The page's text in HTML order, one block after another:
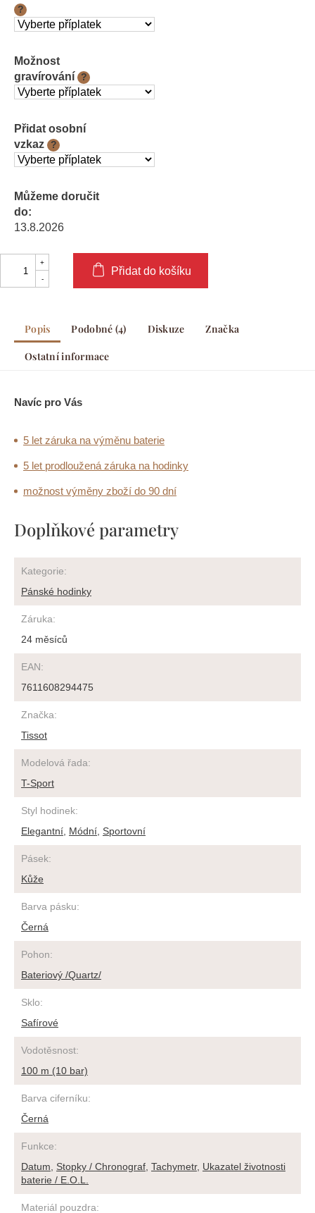
?
Možnost
gravírování
?
Přidat osobní
vzkaz
?
Můžeme doručit
do:
13.8.2026
Přidat do košíku
Popis Podobné (4) Diskuze Značka
Ostatní informace
Navíc pro Vás
5 let záruka na výměnu baterie
5 let prodloužená záruka na hodinky
možnost výměny zboží do 90 dní
Doplňkové parametry
Kategorie:
Pánské hodinky
Záruka:
24 měsíců
EAN:
7611608294475
Značka:
Tissot
Modelová řada:
T-Sport
Styl hodinek:
Elegantní Módní Sportovní
Pásek:
Kůže
Barva pásku:
Černá
Pohon:
Bateriový /Quartz/
Sklo:
Safírové
Vodotěsnost:
100 m (10 bar)
Barva ciferníku:
Černá
Funkce:
Datum
Stopky / Chronograf Tachymetr, Ukazatel životnosti
baterie / E.O.L.
Materiál pouzdra: